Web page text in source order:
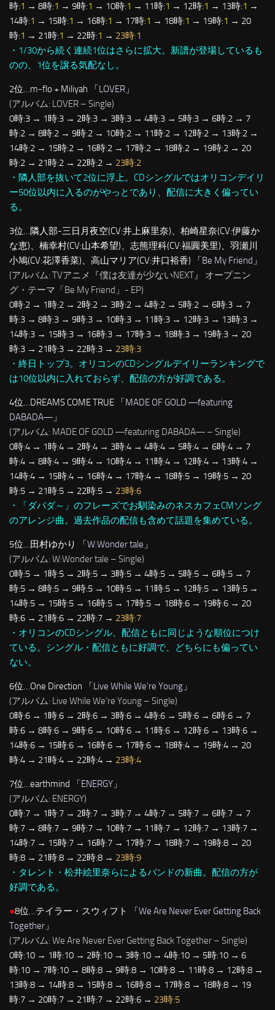
時:1 → 8時:1 → 9時:1 → 10時:1 → 11時:1 → 12時:1 → 13時:1 →
14時:1 → 15時:1 → 16時:1 → 17時:1 → 18時:1 → 19時:1 → 20
時:1 → 21時:1 → 22時:1 → 23時:1
・1/30から続く連続1位はさらに拡大。新譜が登場しているも
のの、1位を譲る気配なし。
2位…m-flo + Miliyah 「LOVER 」
(アルバム: LOVER – Single)
0時:3 → 1時:3 → 2時:3 → 3時:3 → 4時:3 → 5時:3 → 6時:2 → 7
時:2 → 8時:2 → 9時:2 → 10時:2 → 11時:2 → 12時:2 → 13時:2 →
14時:2 → 15時:2 → 16時:2 → 17時:2 → 18時:2 → 19時:2 → 20
時:2 → 21時:2 → 22時:2 → 23時:2
・隣人部を抜いて2位に浮上。CDシングルではオリコンデイリ
ー50位以内に入るのがやっとであり、配信に大きく偏ってい
る。
3位…隣人部-三日月夜空(CV:井上麻里奈)、柏崎星奈(CV:伊藤か
な恵)、楠幸村(CV:山本希望)、志熊理科(CV:福圓美里)、羽瀬川
小鳩(CV:花澤香菜)、高山マリア(CV:井口裕香) 「Be My Friend 」
(アルバム: TVアニメ『僕は友達が少ないNEXT』 オープニン
グ・テーマ「Be My Friend」- EP)
0時:2 → 1時:2 → 2時:2 → 3時:2 → 4時:2 → 5時:2 → 6時:3 → 7
時:3 → 8時:3 → 9時:3 → 10時:3 → 11時:3 → 12時:3 → 13時:3 →
14時:3 → 15時:3 → 16時:3 → 17時:3 → 18時:3 → 19時:3 → 20
時:3 → 21時:3 → 22時:3 → 23時:3
・終日トップ3。オリコンのCDシングルデイリーランキングで
は10位以内に入れておらず、配信の方が好調である。
4位…DREAMS COME TRUE 「MADE OF GOLD ―featuring
DABADA― 」
(アルバム: MADE OF GOLD ―featuring DABADA― – Single)
0時:4 → 1時:4 → 2時:4 → 3時:4 → 4時:4 → 5時:4 → 6時:4 → 7
時:4 → 8時:4 → 9時:4 → 10時:4 → 11時:4 → 12時:4 → 13時:4 →
14時:4 → 15時:4 → 16時:4 → 17時:4 → 18時:5 → 19時:5 → 20
時:5 → 21時:5 → 22時:5 → 23時:6
・「ダバダ～」のフレーズでお馴染みのネスカフェCMソング
のアレンジ曲。過去作品の配信も含めて話題を集めている。
5位…田村ゆかり 「W:Wonder tale 」
(アルバム: W:Wonder tale – Single)
0時:5 → 1時:5 → 2時:5 → 3時:5 → 4時:5 → 5時:5 → 6時:5 → 7
時:5 → 8時:5 → 9時:5 → 10時:5 → 11時:5 → 12時:5 → 13時:5 →
14時:5 → 15時:5 → 16時:5 → 17時:5 → 18時:6 → 19時:6 → 20
時:6 → 21時:6 → 22時:7 → 23時:7
・オリコンのCDシングル、配信ともに同じような順位につけ
ている。シングル・配信ともに好調で、どちらにも偏ってい
ない。
6位…One Direction 「Live While We’re Young 」
(アルバム: Live While We’re Young – Single)
0時:6 → 1時:6 → 2時:6 → 3時:6 → 4時:6 → 5時:6 → 6時:6 → 7
時:6 → 8時:6 → 9時:6 → 10時:6 → 11時:6 → 12時:6 → 13時:6 →
14時:6 → 15時:6 → 16時:6 → 17時:6 → 18時:4 → 19時:4 → 20
時:4 → 21時:4 → 22時:4 → 23時:4
7位…earthmind 「ENERGY 」
(アルバム: ENERGY)
0時:7 → 1時:7 → 2時:7 → 3時:7 → 4時:7 → 5時:7 → 6時:7 → 7
時:7 → 8時:7 → 9時:7 → 10時:7 → 11時:7 → 12時:7 → 13時:7 →
14時:7 → 15時:7 → 16時:7 → 17時:7 → 18時:7 → 19時:8 → 20
時:8 → 21時:8 → 22時:8 → 23時:9
・タレント・松井絵里奈らによるバンドの新曲。配信の方が
好調である。
●8位…テイラー・スウィフト 「We Are Never Ever Getting Back
Together 」
(アルバム: We Are Never Ever Getting Back Together – Single)
0時:10 → 1時:10 → 2時:10 → 3時:10 → 4時:10 → 5時:10 → 6
時:10 → 7時:10 → 8時:8 → 9時:8 → 10時:8 → 11時:8 → 12時:8 →
13時:8 → 14時:8 → 15時:8 → 16時:8 → 17時:8 → 18時:8 → 19
時:7 → 20時:7 → 21時:7 → 22時:6 → 23時:5